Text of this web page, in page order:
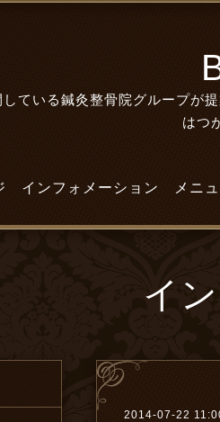
ている鍼灸整骨院グループが
はつ
インフォメーション メニ
イ
2014-07-22